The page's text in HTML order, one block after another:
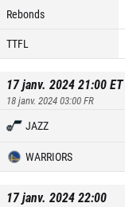
Rebonds
TTFL
17 janv. 2024 21:00ET
18 janv. 2024 03:00FR
JAZZ
WARRIORS
17 janv. 2024 22:00